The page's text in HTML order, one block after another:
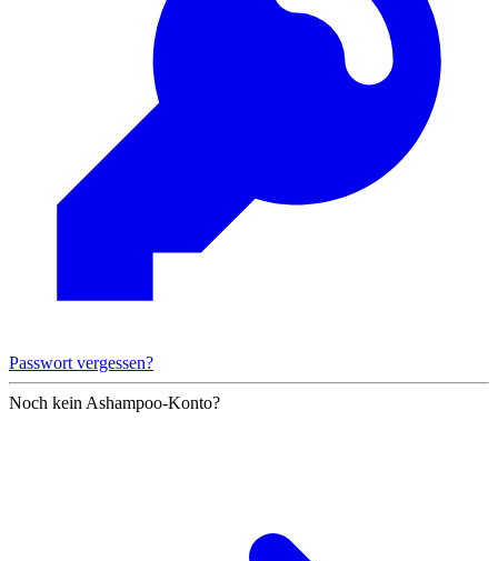
Passwort vergessen?
Noch kein Ashampoo-Konto?